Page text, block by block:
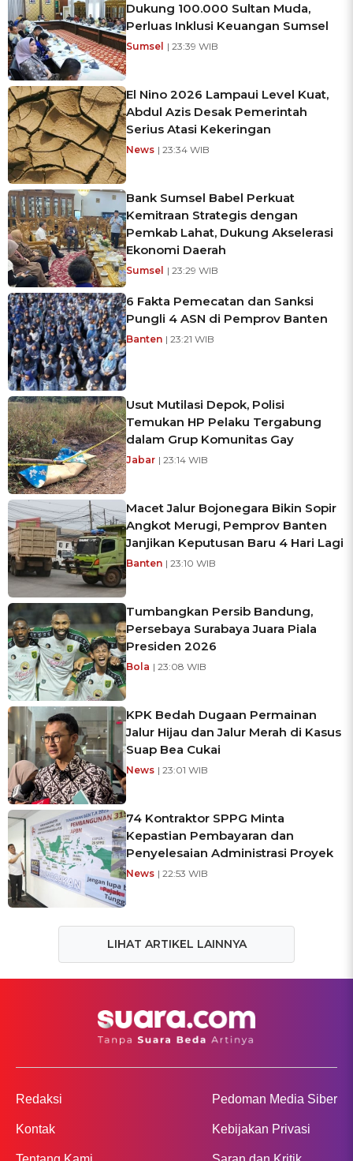
Dukung 100.000 Sultan Muda,
Perluas Inklusi Keuangan Sumsel
Sumsel | 23:39 WIB
El Nino 2026 Lampaui Level Kuat,
Abdul Azis Desak Pemerintah
Serius Atasi Kekeringan
News | 23:34 WIB
Bank Sumsel Babel Perkuat
Kemitraan Strategis dengan
Pemkab Lahat, Dukung Akselerasi
Ekonomi Daerah
Sumsel | 23:29 WIB
6 Fakta Pemecatan dan Sanksi
Pungli 4 ASN di Pemprov Banten
Banten | 23:21 WIB
Usut Mutilasi Depok, Polisi
Temukan HP Pelaku Tergabung
dalam Grup Komunitas Gay
Jabar | 23:14 WIB
Macet Jalur Bojonegara Bikin Sopir
Angkot Merugi, Pemprov Banten
Janjikan Keputusan Baru 4 Hari Lagi
Banten | 23:10 WIB
Tumbangkan Persib Bandung,
Persebaya Surabaya Juara Piala
Presiden 2026
Bola | 23:08 WIB
KPK Bedah Dugaan Permainan
Jalur Hijau dan Jalur Merah di Kasus
Suap Bea Cukai
News | 23:01 WIB
74 Kontraktor SPPG Minta
Kepastian Pembayaran dan
Penyelesaian Administrasi Proyek
News | 22:53 WIB
LIHAT ARTIKEL LAINNYA
Redaksi
Kontak
Pedoman Media Siber
Kebijakan Privasi